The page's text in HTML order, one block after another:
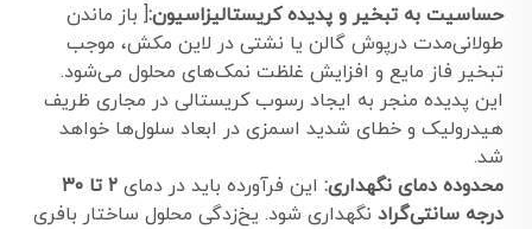
حساسیت به تبخیر و پدیده کریستالیزاسیون:[ باز ماندن
طولانی‌مدت درپوش گالن یا نشتی در لاین مکش، موجب
تبخیر فاز مایع و افزایش غلظت نمک‌های محلول می‌شود.
این پدیده منجر به ایجاد رسوب کریستالی در مجاری ظریف
هیدرولیک و خطای شدید اسمزی در ابعاد سلول‌ها خواهد
شد.
محدوده دمای نگهداری: این فرآورده باید در دمای
۲ تا ۳۰
درجه سانتی‌گراد نگهداری شود. یخ‌زدگی محلول ساختار بافری